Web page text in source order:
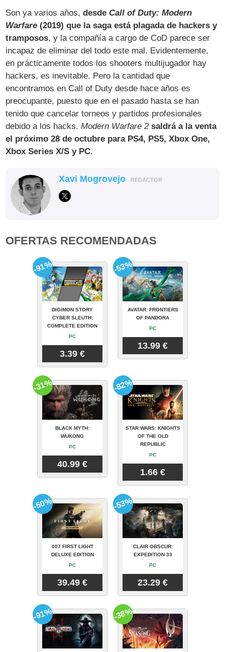
Son ya varios años,desdeCall of Duty: Modern
Warfare (2019) que la saga está plagada de hackers y
tramposos, y la compañía a cargo de CoD parece ser
incapaz de eliminar del todo este mal. Evidentemente,
en prácticamente todos los shooters multijugador hay
hackers, es inevitable. Pero la cantidad que
encontramos en Call of Duty desde hace años es
preocupante, puesto que en el pasado hasta se han
tenido que cancelar torneos y partidos profesionales
debido a los hacks.Modern Warfare 2 saldrá a la venta
el próximo 28 de octubre para PS4, PS5, Xbox One,
Xbox Series X/S y PC.
Xavi Mogrovejo REDACTOR
OFERTAS RECOMENDADAS
DIGIMON STORY
CYBER SLEUTH:
COMPLETE EDITION
PC
3.39 €
-91%
AVATAR: FRONTIERS
OF PANDORA
PC
13.99 €
-53%
BLACK MYTH:
WUKONG
PC
40.99 €
-31%
STAR WARS: KNIGHTS
OF THE OLD
REPUBLIC
PC
1.66 €
-82%
007 FIRST LIGHT
DELUXE EDITION
PC
39.49 €
-50%
CLAIR OBSCUR:
EXPEDITION 33
PC
23.29 €
-53%
-91% -38%